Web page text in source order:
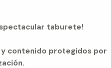
taburete!
y contenido protegidos por